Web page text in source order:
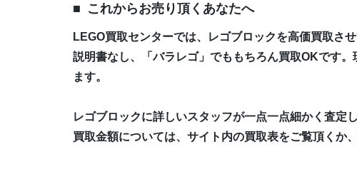
これからお売り頂くあなたへ
LEGO買取センターでは、レゴブロックを高価買取さ
説明書なし、「バラレゴ」でももちろん買取OKです
ます。
レゴブロックに詳しいスタッフが一点一点細かく査定
買取金額については、サイト内の買取表をご覧頂くか